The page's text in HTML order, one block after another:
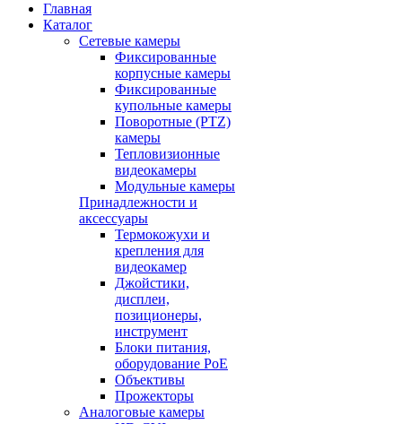
Главная
Каталог
Сетевые камеры
Фиксированные
корпусные камеры
Фиксированные
купольные камеры
Поворотные (PTZ)
камеры
Тепловизионные
видеокамеры
Модульные камеры
Принадлежности и
аксессуары
Термокожухи и
крепления для
видеокамер
Джойстики,
дисплеи,
позиционеры,
инструмент
Блоки питания,
оборудование PoE
Объективы
Прожекторы
Аналоговые камеры